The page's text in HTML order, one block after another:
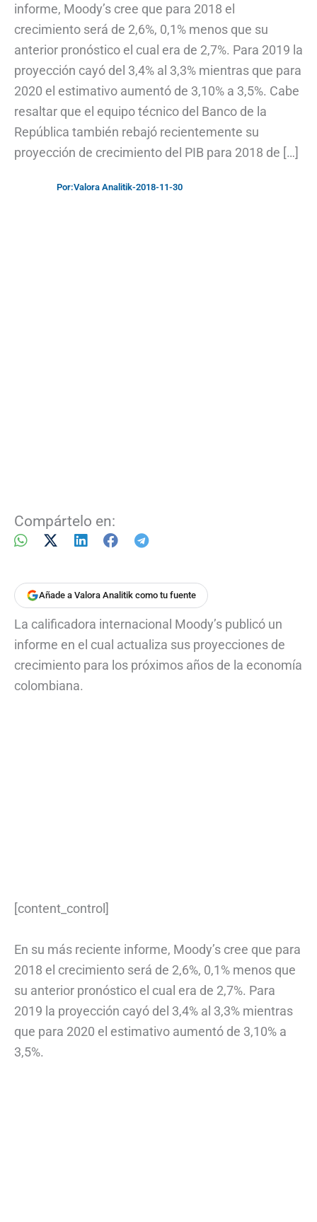
informe, Moody’s cree que para 2018 el
crecimiento será de 2,6%, 0,1% menos que su
anterior pronóstico el cual era de 2,7%. Para 2019 la
proyección cayó del 3,4% al 3,3% mientras que para
2020 el estimativo aumentó de 3,10% a 3,5%. Cabe
resaltar que el equipo técnico del Banco de la
República también rebajó recientemente su
proyección de crecimiento del PIB para 2018 de […]
Por:Valora Analitik-2018-11-30
Compártelo en:
Añade a Valora Analitik como tu fuente
La calificadora internacional Moody’s publicó un
informe en el cual actualiza sus proyecciones de
crecimiento para los próximos años de la economía
colombiana.
[content_control]
En su más reciente informe, Moody’s cree que para
2018 el crecimiento será de 2,6%, 0,1% menos que
su anterior pronóstico el cual era de 2,7%. Para
2019 la proyección cayó del 3,4% al 3,3% mientras
que para 2020 el estimativo aumentó de 3,10% a
3,5%.